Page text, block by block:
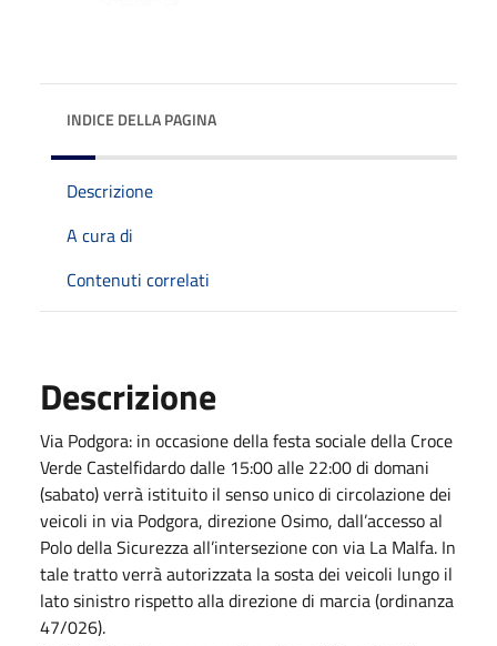
INDICE DELLA PAGINA
Descrizione
A cura di
Contenuti correlati
Descrizione
Via Podgora: in occasione della festa sociale della Croce
Verde Castelfidardodalle 15:00 alle 22:00 di domani
(sabato) verrà istituito il senso unico di circolazione dei
veicoli in via Podgora, direzione Osimo, dall’accesso al
Polo della Sicurezza all’intersezione con via La Malfa. In
tale tratto verrà autorizzata la sosta dei veicoli lungo il
lato sinistro rispetto alla direzione di marcia (ordinanza
47/026).